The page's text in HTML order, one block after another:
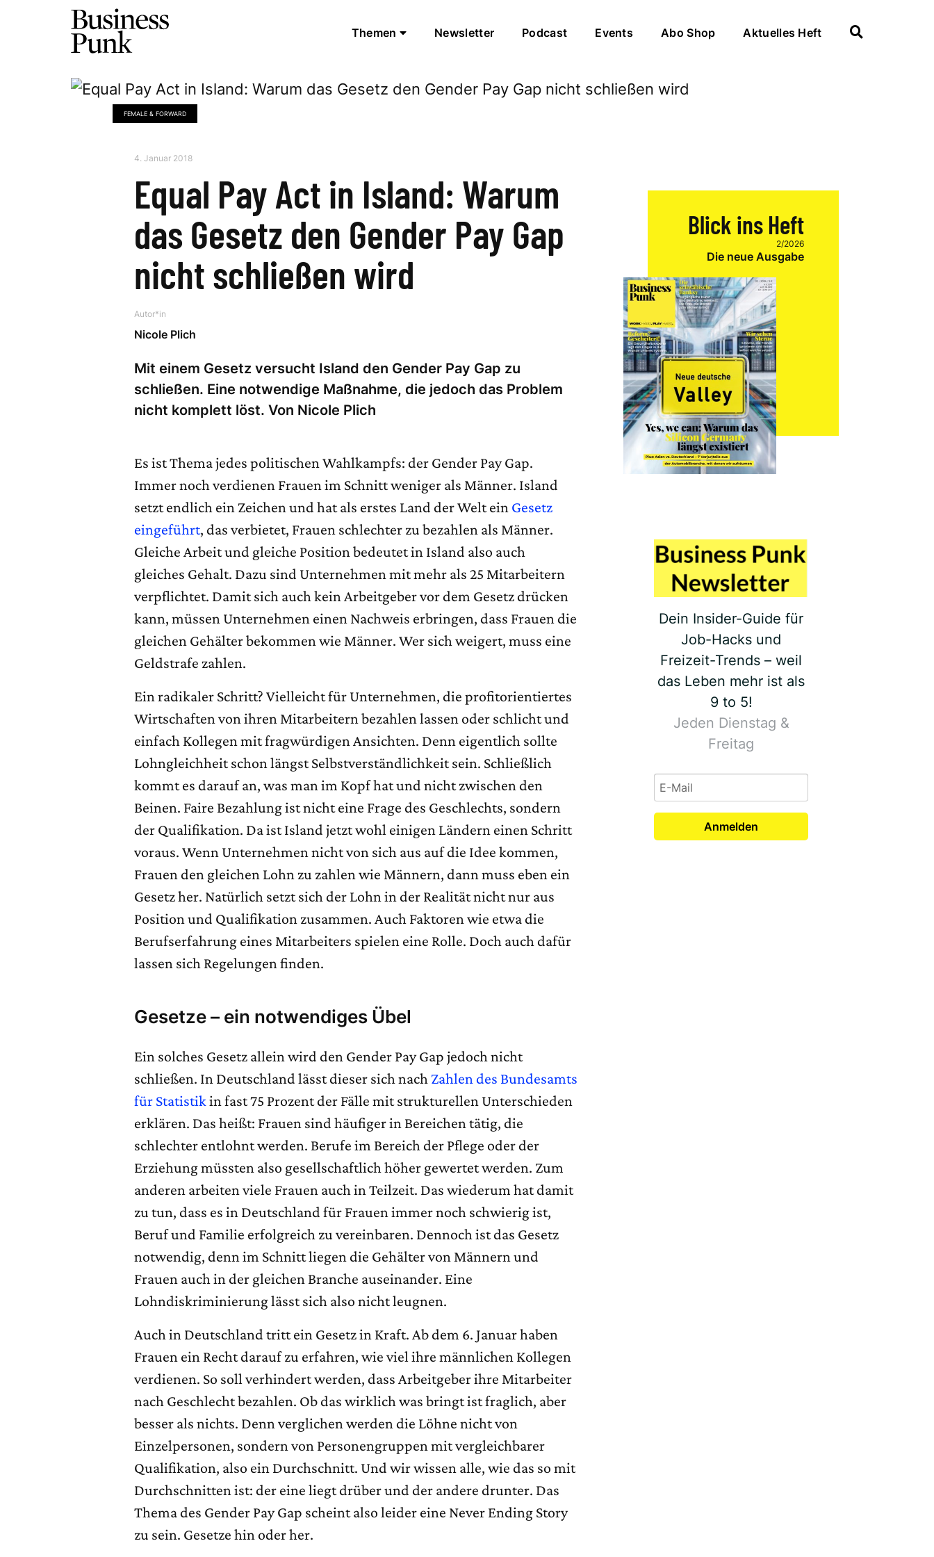
Themen Newsletter Podcast Events Abo Shop Aktuelles Heft
FEMALE & FORWARD
4. Januar 2018
Equal Pay Act in Island: Warum
das Gesetz den Gender Pay Gap
nicht schließen wird
Autor*in
Nicole Plich
Mit einem Gesetz versucht Island den Gender Pay Gap zu
schließen. Eine notwendige Maßnahme, die jedoch das Problem
nicht komplett löst. Von Nicole Plich
Es ist Thema jedes politischen Wahlkampfs: der Gender Pay Gap.
Immer noch verdienen Frauen im Schnitt weniger als Männer. Island
setzt endlich ein Zeichen und hat als erstes Land der Welt ein Gesetz
eingeführt, das verbietet, Frauen schlechter zu bezahlen als Männer.
Gleiche Arbeit und gleiche Position bedeutet in Island also auch
gleiches Gehalt. Dazu sind Unternehmen mit mehr als 25 Mitarbeitern
verpflichtet. Damit sich auch kein Arbeitgeber vor dem Gesetz drücken
kann, müssen Unternehmen einen Nachweis erbringen, dass Frauen die
gleichen Gehälter bekommen wie Männer. Wer sich weigert, muss eine
Geldstrafe zahlen.
Ein radikaler Schritt? Vielleicht für Unternehmen, die profitorientiertes
Wirtschaften von ihren Mitarbeitern bezahlen lassen oder schlicht und
einfach Kollegen mit fragwürdigen Ansichten. Denn eigentlich sollte
Lohngleichheit schon längst Selbstverständlichkeit sein. Schließlich
kommt es darauf an, was man im Kopf hat und nicht zwischen den
Beinen. Faire Bezahlung ist nicht eine Frage des Geschlechts, sondern
der Qualifikation. Da ist Island jetzt wohl einigen Ländern einen Schritt
voraus. Wenn Unternehmen nicht von sich aus auf die Idee kommen,
Frauen den gleichen Lohn zu zahlen wie Männern, dann muss eben ein
Gesetz her. Natürlich setzt sich der Lohn in der Realität nicht nur aus
Position und Qualifikation zusammen. Auch Faktoren wie etwa die
Berufserfahrung eines Mitarbeiters spielen eine Rolle. Doch auch dafür
lassen sich Regelungen finden.
Gesetze – ein notwendiges Übel
Ein solches Gesetz allein wird den Gender Pay Gap jedoch nicht
schließen. In Deutschland lässt dieser sich nach Zahlen des Bundesamts
für Statistikin fast 75 Prozent der Fälle mit strukturellen Unterschieden
erklären. Das heißt: Frauen sind häufiger in Bereichen tätig, die
schlechter entlohnt werden. Berufe im Bereich der Pflege oder der
Erziehung müssten also gesellschaftlich höher gewertet werden. Zum
anderen arbeiten viele Frauen auch in Teilzeit. Das wiederum hat damit
zu tun, dass es in Deutschland für Frauen immer noch schwierig ist,
Beruf und Familie erfolgreich zu vereinbaren. Dennoch ist das Gesetz
notwendig, denn im Schnitt liegen die Gehälter von Männern und
Frauen auch in der gleichen Branche auseinander. Eine
Lohndiskriminierung lässt sich also nicht leugnen.
Auch in Deutschland tritt ein Gesetz in Kraft. Ab dem 6. Januar haben
Frauen ein Recht darauf zu erfahren, wie viel ihre männlichen Kollegen
verdienen. So soll verhindert werden, dass Arbeitgeber ihre Mitarbeiter
nach Geschlecht bezahlen. Ob das wirklich was bringt ist fraglich, aber
besser als nichts. Denn verglichen werden die Löhne nicht von
Einzelpersonen, sondern von Personengruppen mit vergleichbarer
Qualifikation, also ein Durchschnitt. Und wir wissen alle, wie das so mit
Durchschnitten ist: der eine liegt drüber und der andere drunter. Das
Thema des Gender Pay Gap scheint also leider eine Never Ending Story
zu sein. Gesetze hin oder her.
Blick ins Heft
2/2026
Die neue Ausgabe
Dein Insider-Guide für
Job-Hacks und
Freizeit-Trends – weil
das Leben mehr ist als
9 to 5!
Jeden Dienstag &
Freitag
Anmelden